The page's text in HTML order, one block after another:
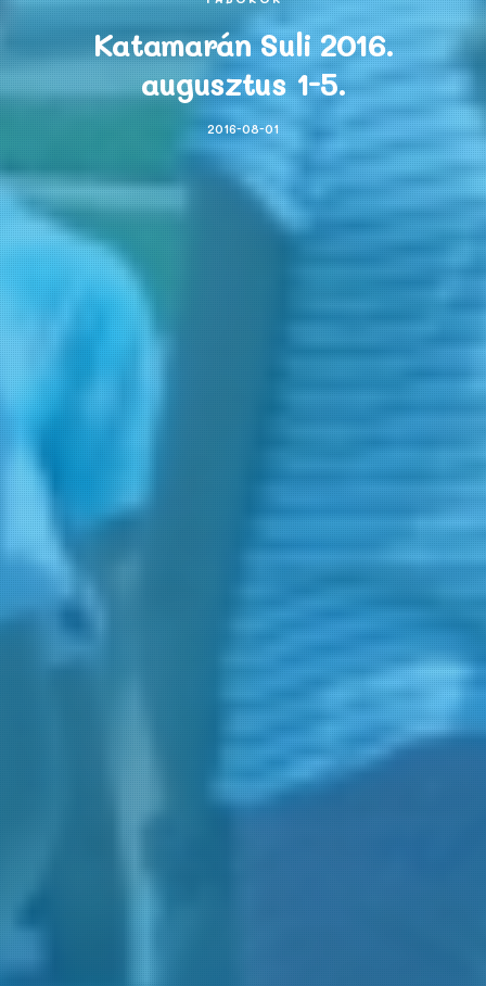
Katamarán Suli 2016.
augusztus 1-5.
2016-08-01